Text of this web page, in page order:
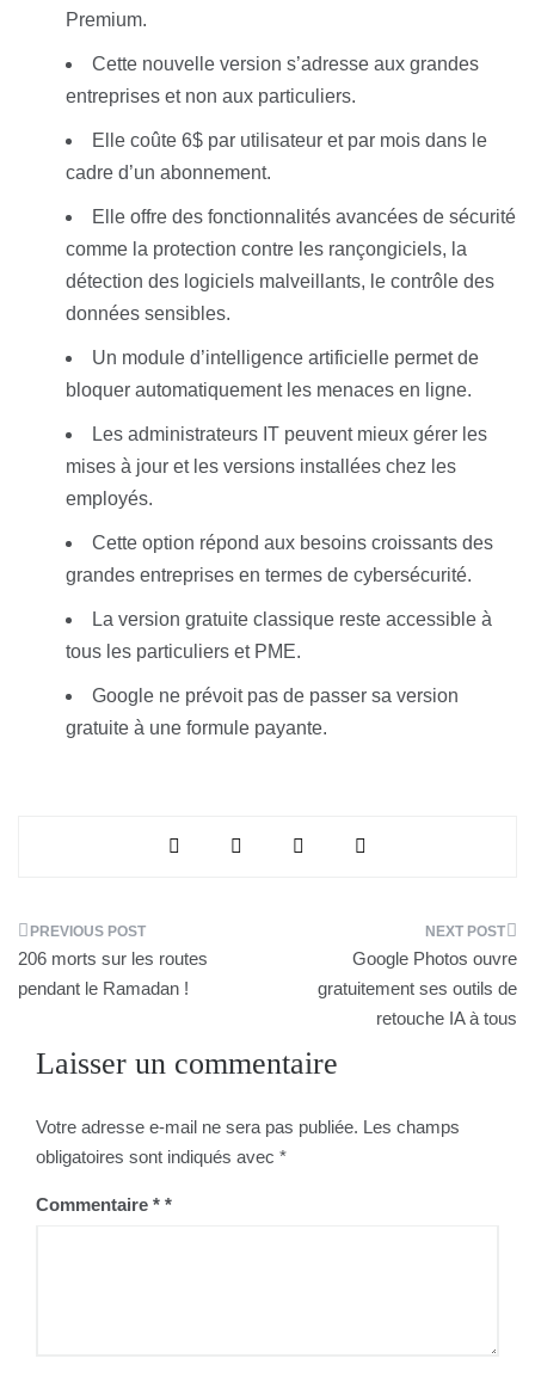
Premium.
Cette nouvelle version s’adresse aux grandes
entreprises et non aux particuliers.
Elle coûte 6$ par utilisateur et par mois dans le
cadre d’un abonnement.
Elle offre des fonctionnalités avancées de sécurité
comme la protection contre les rançongiciels, la
détection des logiciels malveillants, le contrôle des
données sensibles.
Un module d’intelligence artificielle permet de
bloquer automatiquement les menaces en ligne.
Les administrateurs IT peuvent mieux gérer les
mises à jour et les versions installées chez les
employés.
Cette option répond aux besoins croissants des
grandes entreprises en termes de cybersécurité.
La version gratuite classique reste accessible à
tous les particuliers et PME.
Google ne prévoit pas de passer sa version
gratuite à une formule payante.
Navigation
de
206 morts sur les routes
pendant le Ramadan !
Google Photos ouvre
gratuitement ses outils de
retouche IA à tous
Laisser un commentaire
Votre adresse e-mail ne sera pas publiée. Les champs
obligatoires sont indiqués avec *
Commentaire *